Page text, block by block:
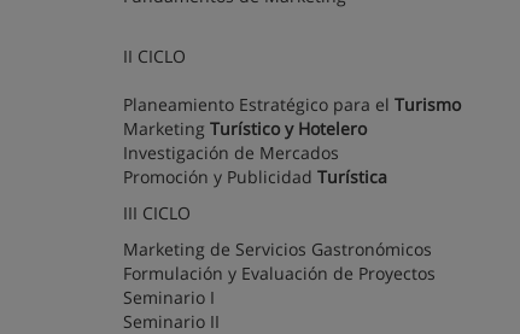
II CICLO
Planeamiento Estratégico para el Turismo
Marketing Turístico y Hotelero
Investigación de Mercados
Promoción y Publicidad Turística
III CICLO
Marketing de Servicios Gastronómicos
Formulación y Evaluación de Proyectos
Seminario I
Seminario II